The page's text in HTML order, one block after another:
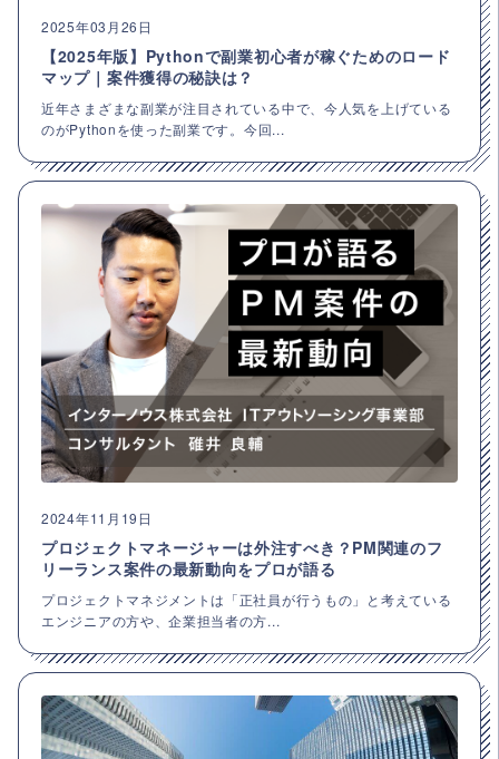
2025年03月26日
【2025年版】Pythonで副業初心者が稼ぐためのロード
マップ｜案件獲得の秘訣は？
近年さまざまな副業が注目されている中で、今人気を上げている
のがPythonを使った副業です。今回...
2024年11月19日
プロジェクトマネージャーは外注すべき？PM関連のフ
リーランス案件の最新動向をプロが語る
プロジェクトマネジメントは「正社員が行うもの」と考えている
エンジニアの方や、企業担当者の方...